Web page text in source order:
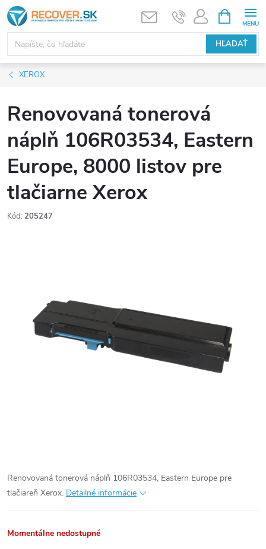
Prejsť
na
obsah
HĽADAŤ
KOŠÍK
XEROX
Renovovaná tonerová
náplň 106R03534, Eastern
Europe, 8000 listov pre
tlačiarne Xerox
Kód: 205247
Renovovaná tonerová náplň 106R03534, Eastern Europe pre
tlačiareň Xerox. Detailné informácie
Momentálne nedostupné